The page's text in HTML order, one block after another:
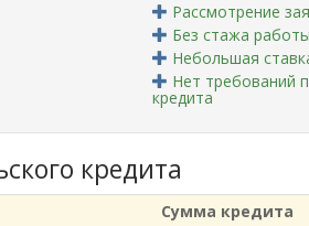
Рассмотрение
Без стажа работы
Небольшая
Нет требований
кредита
кредита
Сумма кредита